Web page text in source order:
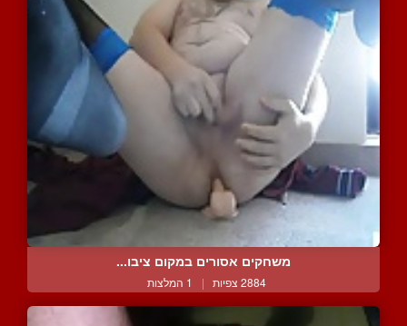
משחקים אסורים במקום ציבו...
2884 צפיות | 1 המלצות